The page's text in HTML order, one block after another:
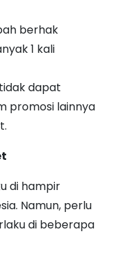
berhak
1 kali
dapat
promosi lainnya
di hampir
Namun, perlu
di beberapa